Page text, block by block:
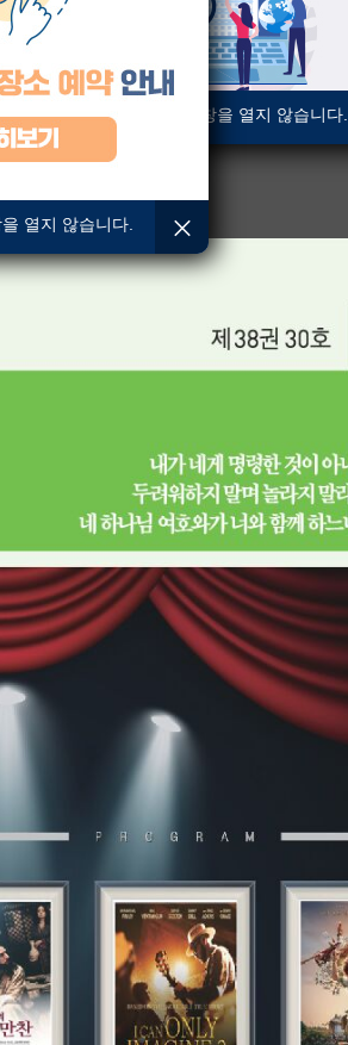
19
오늘 하루동안 이 창을 열지 않습니다.
열지 않습니다.